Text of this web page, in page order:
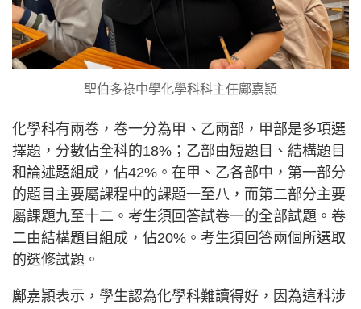
聖伯多祿中學化學科科主任鄺嘉頴
化學科有兩卷，卷一分為甲、乙兩部，甲部是多項選
擇題，分數佔全科的18%；乙部由短題目、結構題目
和論述題組成，佔42%。在甲、乙各部中，第一部分
的題目主要屬課程中的課題一至八，而第二部分主要
屬課題九至十二。考生須回答試卷一的全部試題。卷
二由結構題目組成，佔20%。考生須回答兩個所選取
的選修試題。
鄺嘉頴表示，學生認為化學科難讀得好，因為這科涉